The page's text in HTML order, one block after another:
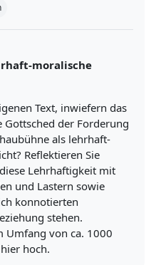
moralische
Text, inwiefern das
Gottsched der Forderung
als lehrhaft-
Reflektieren Sie
Lehrhaftigkeit mit
und Lastern sowie
konnotierten
stehen.
Umfang von ca. 1000
hoch.